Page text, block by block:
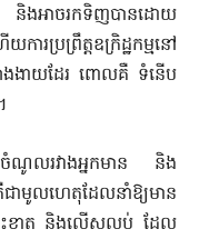
និងអាចរកទិញ​បានដោយ
រ​ប្រព្រឹត្ត​ឧក្រិដ្ឋកម្មនៅ
ងងាយដែរ ពោលគឺ ទំនើប
ចំណូលរវាងអ្នកមាន និង
ជាមូលហេតុដែលនាំឱ្យមាន​
វះខាត និងលើសលប់ ដែល